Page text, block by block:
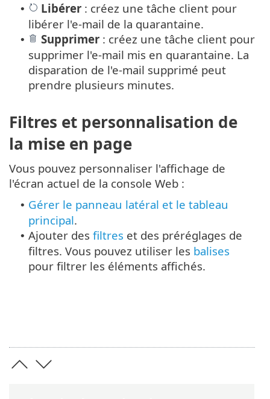
• Libérer : créez une tâche client pour
libérer l'e-mail de la quarantaine.
• Supprimer : créez une tâche client pour
supprimer l'e-mail mis en quarantaine. La
disparation de l'e-mail supprimé peut
prendre plusieurs minutes.
Filtres et personnalisation de
la mise en page
Vous pouvez personnaliser l'affichage de
l'écran actuel de la console Web :
• Gérer le panneau latéral et le tableau
principal.
• Ajouter des filtres et des préréglages de
filtres. Vous pouvez utiliser les balises
pour filtrer les éléments affichés.